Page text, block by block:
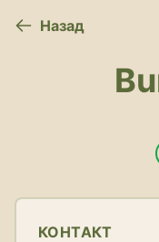
Назад
КОНТАКТ